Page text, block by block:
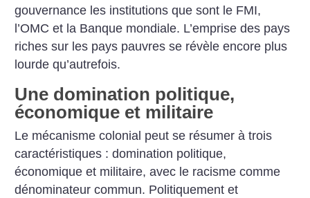
gouvernance les institutions que sont le FMI,
l’OMC et la Banque mondiale. L’emprise des pays
riches sur les pays pauvres se révèle encore plus
lourde qu’autrefois.
Une domination politique,
économique et militaire
Le mécanisme colonial peut se résumer à trois
caractéristiques : domination politique,
économique et militaire, avec le racisme comme
dénominateur commun. Politiquement et